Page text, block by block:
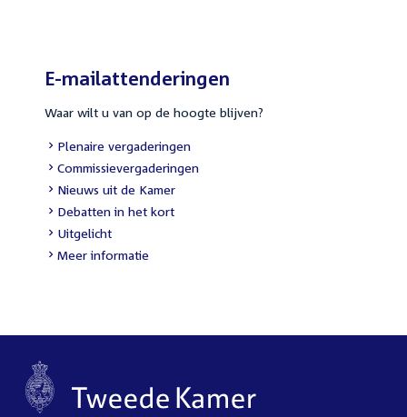
E-mailattenderingen
Waar wilt u van op de hoogte blijven?
External
link:
Plenaire vergaderingen
External
link:
Commissievergaderingen
External
link:
Nieuws uit de Kamer
External
link:
Debatten in het kort
External
link:
Uitgelicht
Meer informatie